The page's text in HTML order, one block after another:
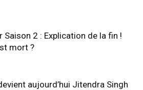
Saison 2 : Explication de la fin !
mort ?
aujourd’hui Jitendra Singh